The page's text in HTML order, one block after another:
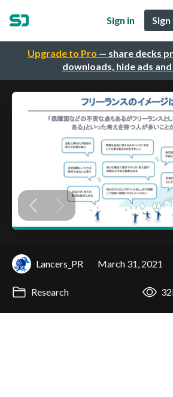
Upgrade to Pro — share decks
downloads, hide ads
Sign in
Lancers_PR March 31, 2021
Research